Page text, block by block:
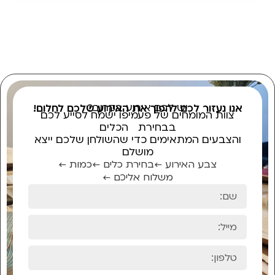
יש לכם אירוע בקרוב?
אנו נעזור לכם להפוך את האירוע שלכם לחלום!
צוות המומחים של פעמיפו ישמח לסייע לכם
בבחירת הכלים
והצבעים המתאימים כדי שהשולחן שלכם ייצא
מושלם
צבע האירוע ←בחירת כלים ←כמות ←
משלוח אליכם ←